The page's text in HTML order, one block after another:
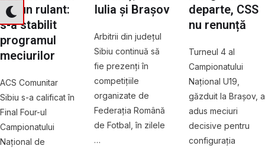
scaun rulant:
s-a stabilit
programul
meciurilor
ACS Comunitar
Sibiu s-a calificat în
Final Four-ul
Campionatului
Național de
Iulia și Brașov
Arbitrii din județul
Sibiu continuă să
fie prezenți în
competițiile
organizate de
Federația Română
de Fotbal, în zilele
…
departe, CSS
nu renunță
Turneul 4 al
Campionatului
Național U19,
găzduit la Brașov, a
adus meciuri
decisive pentru
configurația